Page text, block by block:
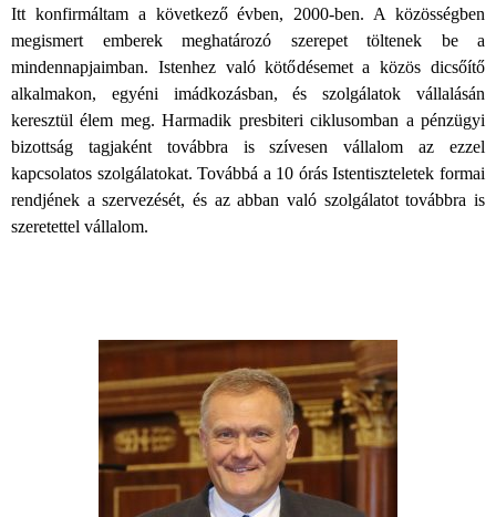
Itt konfirmáltam a következő évben, 2000-ben. A közösségben
megismert emberek meghatározó szerepet töltenek be a
mindennapjaimban. Istenhez való kötődésemet a közös dicsőítő
alkalmakon, egyéni imádkozásban, és szolgálatok vállalásán
keresztül élem meg. Harmadik presbiteri ciklusomban a pénzügyi
bizottság tagjaként továbbra is szívesen vállalom az ezzel
kapcsolatos szolgálatokat. Továbbá a 10 órás Istentiszteletek formai
rendjének a szervezését, és az abban való szolgálatot továbbra is
szeretettel vállalom.